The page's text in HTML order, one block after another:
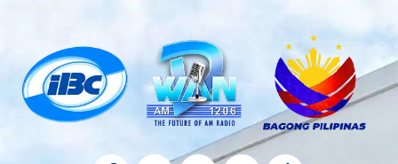
content